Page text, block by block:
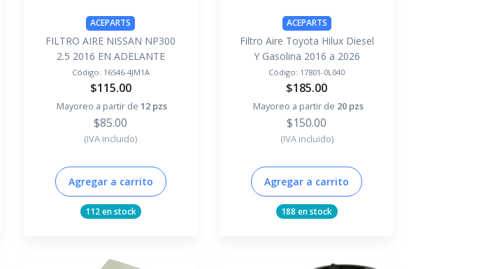
ACEPARTS
FILTRO AIRE NISSAN NP300
2.5 2016 EN ADELANTE
Código: 16546-4JM1A
$115.00
Mayoreo a partir de12 pzs
$85.00
(IVA incluido)
Agregar a carrito
112 en stock
ACEPARTS
Filtro Aire Toyota Hilux Diesel
Y Gasolina 2016 a 2026
Código: 17801-0L040
$185.00
Mayoreo a partir de 20 pzs
$150.00
(IVA incluido)
Agregar a carrito
188 en stock